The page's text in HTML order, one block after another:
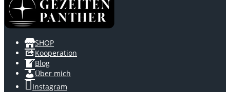
SHOP
Kooperation
Blog
Über mich
Instagram